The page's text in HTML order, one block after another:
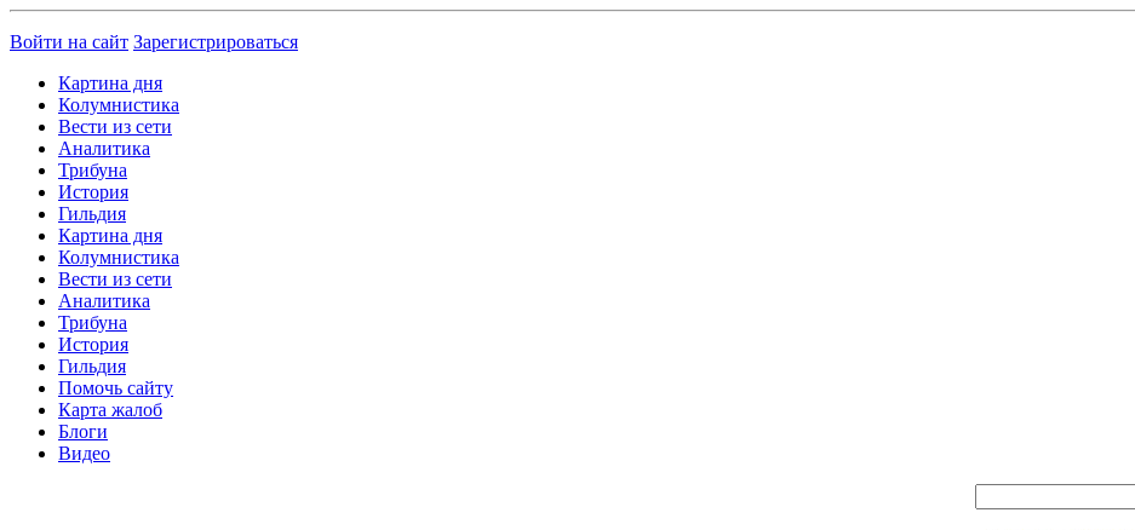
Войти на сайт Зарегистрироваться
Картина дня
Колумнистика
Вести из сети
Аналитика
Трибуна
История
Гильдия
Картина дня
Колумнистика
Вести из сети
Аналитика
Трибуна
История
Гильдия
Помочь сайту
Карта жалоб
Блоги
Видео